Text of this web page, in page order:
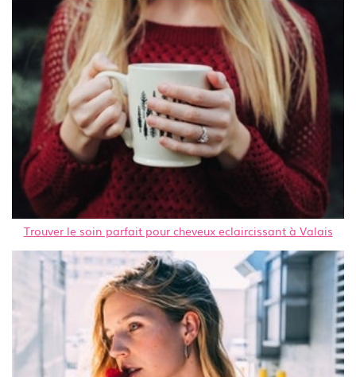
Trouver le soin parfait pour cheveux eclaircissant à Valais